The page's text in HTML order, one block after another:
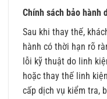
Chính sách bảo hành
Sau khi thay thế,
hành có thời hạn rõ
lỗi kỹ thuật do linh
hoặc thay thế linh
cấp dịch vụ kiểm tra,